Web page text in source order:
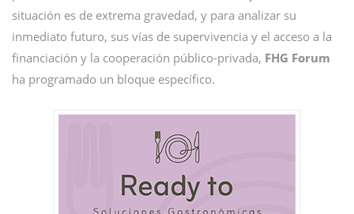
situación es de extrema gravedad, y para analizar su
inmediato futuro, sus vías de supervivencia y el acceso a la
financiación y la cooperación público-privada, FHG Forum
ha programado un bloque específico.